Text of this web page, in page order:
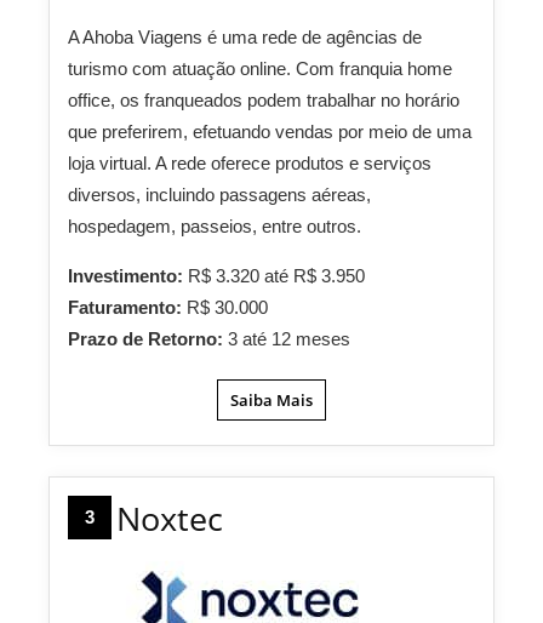
A Ahoba Viagens é uma rede de agências de
turismo com atuação online. Com franquia home
office, os franqueados podem trabalhar no horário
que preferirem, efetuando vendas por meio de uma
loja virtual. A rede oferece produtos e serviços
diversos, incluindo passagens aéreas,
hospedagem, passeios, entre outros.
Investimento: R$ 3.320 até R$ 3.950
Faturamento: R$ 30.000
Prazo de Retorno: 3 até 12 meses
Saiba Mais
3 Noxtec